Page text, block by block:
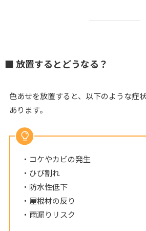
■ 放置するとどうなる？
色あせを放置すると、以下のような症
あります。
・コケやカビの発生
・ひび割れ
・防水性低下
・屋根材の反り
・雨漏りリスク